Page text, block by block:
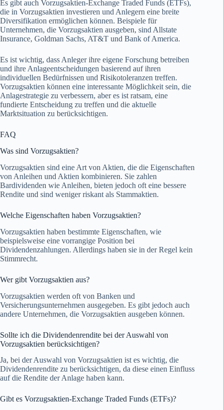
Es gibt auch Vorzugsaktien-Exchange Traded Funds (ETFs),
die in Vorzugsaktien investieren und Anlegern eine breite
Diversifikation ermöglichen können. Beispiele für
Unternehmen, die Vorzugsaktien ausgeben, sind Allstate
Insurance, Goldman Sachs, AT&T und Bank of America.
Es ist wichtig, dass Anleger ihre eigene Forschung betreiben
und ihre Anlageentscheidungen basierend auf ihren
individuellen Bedürfnissen und Risikotoleranzen treffen.
Vorzugsaktien können eine interessante Möglichkeit sein, die
Anlagestrategie zu verbessern, aber es ist ratsam, eine
fundierte Entscheidung zu treffen und die aktuelle
Marktsituation zu berücksichtigen.
FAQ
Was sind Vorzugsaktien?
Vorzugsaktien sind eine Art von Aktien, die die Eigenschaften
von Anleihen und Aktien kombinieren. Sie zahlen
Bardividenden wie Anleihen, bieten jedoch oft eine bessere
Rendite und sind weniger riskant als Stammaktien.
Welche Eigenschaften haben Vorzugsaktien?
Vorzugsaktien haben bestimmte Eigenschaften, wie
beispielsweise eine vorrangige Position bei
Dividendenzahlungen. Allerdings haben sie in der Regel kein
Stimmrecht.
Wer gibt Vorzugsaktien aus?
Vorzugsaktien werden oft von Banken und
Versicherungsunternehmen ausgegeben. Es gibt jedoch auch
andere Unternehmen, die Vorzugsaktien ausgeben können.
Sollte ich die Dividendenrendite bei der Auswahl von
Vorzugsaktien berücksichtigen?
Ja, bei der Auswahl von Vorzugsaktien ist es wichtig, die
Dividendenrendite zu berücksichtigen, da diese einen Einfluss
auf die Rendite der Anlage haben kann.
Gibt es Vorzugsaktien-Exchange Traded Funds (ETFs)?